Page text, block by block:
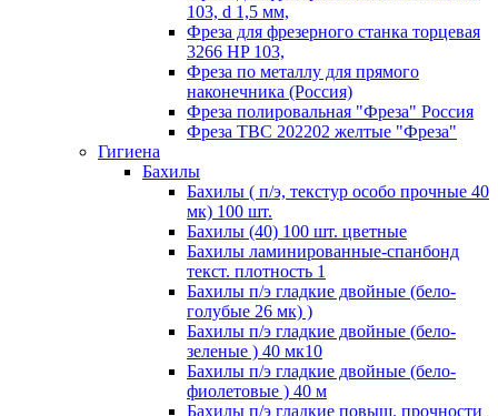
103, d 1,5 мм,
Фреза для фрезерного станка торцевая
3266 HP 103,
Фреза по металлу для прямого
наконечника (Россия)
Фреза полировальная "Фреза" Россия
Фреза ТВС 202202 желтые "Фреза"
Гигиена
Бахилы
Бахилы ( п/э, текстур особо прочные 40
мк) 100 шт.
Бахилы (40) 100 шт. цветные
Бахилы ламинированные-спанбонд
текст. плотность 1
Бахилы п/э гладкие двойные (бело-
голубые 26 мк) )
Бахилы п/э гладкие двойные (бело-
зеленые ) 40 мк10
Бахилы п/э гладкие двойные (бело-
фиолетовые ) 40 м
Бахилы п/э гладкие повыш. прочности